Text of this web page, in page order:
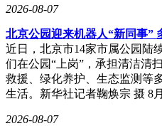
迅速抬升。按网下最终发行数
应的首日账面浮盈就已达到
此次配售比例测算，单个A类
元；B类账户对应单个账户账
公募，易方达基金获配股份对
基金旗下配售对象首日浮盈约
2026-08-07
北京公园迎来机器人“新同事”
近日，北京市14家市属公园陆
们在公园“上岗”，承担清洁清
救援、绿化养护、生态监测等
生活。新华社记者鞠焕宗 摄 8
2026-08-07